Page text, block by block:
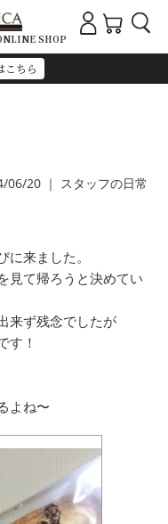
こちら
SHOP
06/20 ｜ スタッフの日常
来ました。
見て帰ろうと決めてい
来ず残念でしたが
す！
よね〜